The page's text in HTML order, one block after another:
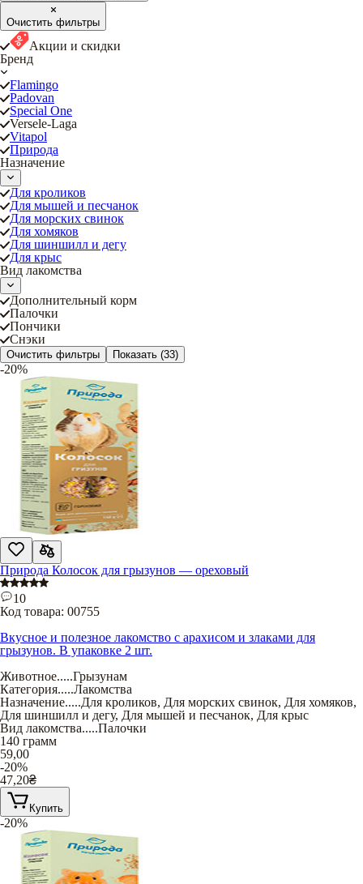
Очистить фильтры
Акции и скидки
Бренд
Flamingo
Padovan
Special One
Versele-Laga
Vitapol
Природа
Назначение
Для кроликов
Для мышей и песчанок
Для морских свинок
Для хомяков
Для шиншилл и дегу
Для крыс
Вид лакомства
Дополнительный корм
Палочки
Пончики
Снэки
Очистить фильтры Показать (33)
-20%
Природа Колосок для грызунов — ореховый
10
Код товара: 00755
Вкусное и полезное лакомство с арахисом и злаками для
грызунов. В упаковке 2 шт.
Животное.....Грызунам
Категория.....Лакомства
Назначение.....Для кроликов, Для морских свинок, Для хомяков,
Для шиншилл и дегу, Для мышей и песчанок, Для крыс
Вид лакомства.....Палочки
140 грамм
59,00
-20%
47,20₴
Купить
-20%